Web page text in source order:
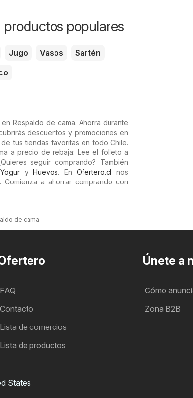
populares
Jugo Vasos
Sartén
Respaldo de cama. Ahorra durante
descuentos y promociones en
tus tiendas favoritas en todo Chile.
a precio de rebaja: Lee el folleto a
seguir comprando? También
Yogur y Huevos. EnOfertero.cl
nos
a ahorrar comprando con
de cama
FAQ
Contacto
Lista de comercios
Lista de productos
Únete a
Cómo
Zona B2B
States